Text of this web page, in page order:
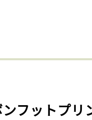
ンフットプリ